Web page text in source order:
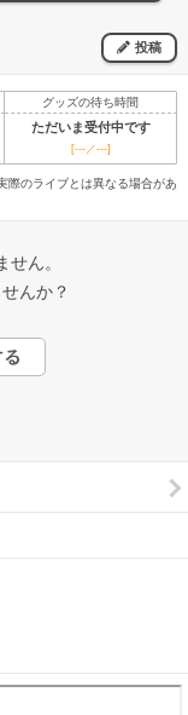
投稿
グッズの待ち時間
ただいま受付中です
[---／---]
際のライブとは異なる場合があ
せん。
んか？